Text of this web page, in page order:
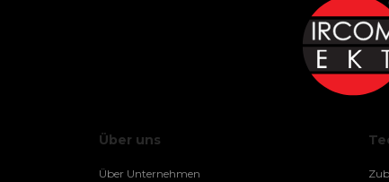
Über uns
Über Unternehmen